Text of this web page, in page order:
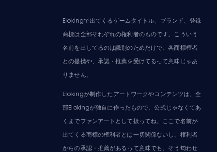
Elokingで出てくるゲームタイトル、ブランド、登録
商標は全部それぞれの権利者のものです。こういう
名前を出してるのは識別のためだけで、各商標権者
との提携や、承認・推薦を受けてるって意味じゃあ
りません。
Elokingが制作したアートワークやコンテンツは、全
部Elokingが独自に作ったもので、公式じゃなくてあ
くまでファンアートとして扱ってね。ここで名前が
出てくる商標の権利者とは一切関係ないし、権利者
からの承認・推薦があるって意味でも、そう匂わせ